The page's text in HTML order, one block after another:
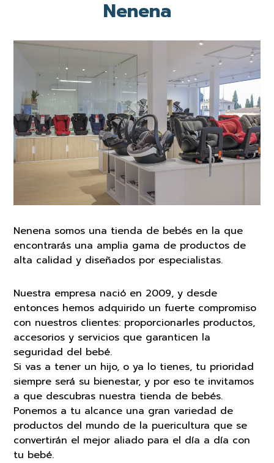
Nenena
Nenena somos una tienda de bebés en la que
encontrarás una amplia gama de productos de
alta calidad y diseñados por especialistas.
Nuestra empresa nació en 2009, y desde
entonces hemos adquirido un fuerte compromiso
con nuestros clientes: proporcionarles productos,
accesorios y servicios que garanticen la
seguridad del bebé.
Si vas a tener un hijo, o ya lo tienes, tu prioridad
siempre será su bienestar, y por eso te invitamos
a que descubras nuestra tienda de bebés.
Ponemos a tu alcance una gran variedad de
productos del mundo de la puericultura que se
convertirán el mejor aliado para el día a día con
tu bebé.